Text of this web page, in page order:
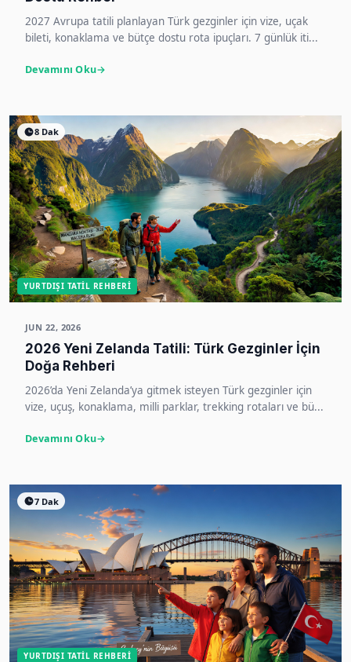
2027 Avrupa tatili planlayan Türk gezginler için vize, uçak
bileti, konaklama ve bütçe dostu rota ipuçları. 7 günlük iti...
Devamını Oku
8 Dak
YURTDIŞI TATIL REHBERI
JUN 22, 2026
2026 Yeni Zelanda Tatili: Türk Gezginler İçin
Doğa Rehberi
2026’da Yeni Zelanda’ya gitmek isteyen Türk gezginler için
vize, uçuş, konaklama, milli parklar, trekking rotaları ve bü...
Devamını Oku
7 Dak
YURTDIŞI TATIL REHBERI